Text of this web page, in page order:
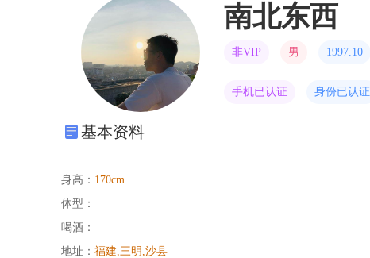
南北东西
非VIP 男 1997.10
手机已认证 身份已认证
基本资料
身高： 170cm
体型：
喝酒：
地址： 福建,三明,沙县